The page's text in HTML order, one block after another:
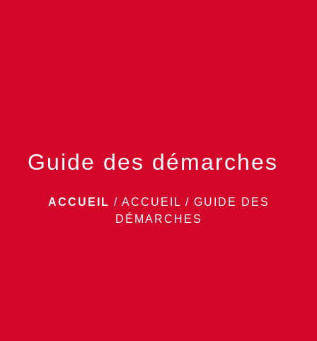
Guide des démarches
ACCUEIL / ACCUEIL / GUIDE DES
DÉMARCHES